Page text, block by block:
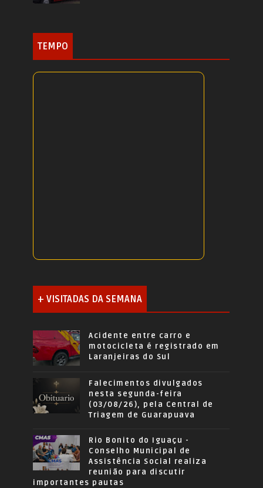
TEMPO
+ VISITADAS DA SEMANA
Acidente entre carro e
motocicleta é registrado em
Laranjeiras do Sul
Falecimentos divulgados
nesta segunda-feira
(03/08/26), pela Central de
Triagem de Guarapuava
Rio Bonito do Iguaçu -
Conselho Municipal de
Assistência Social realiza
reunião para discutir
importantes pautas